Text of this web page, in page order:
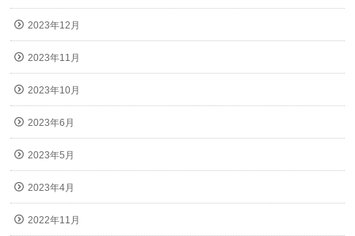
2023年12月
2023年11月
2023年10月
2023年6月
2023年5月
2023年4月
2022年11月